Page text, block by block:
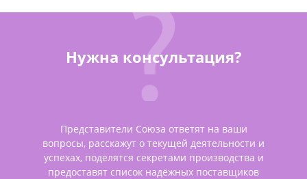
Нужна консультация?
Представители Союза ответят на ваши
вопросы, расскажут о текущей деятельности и
успехах, поделятся секретами производства и
предоставят список надёжных поставщиков